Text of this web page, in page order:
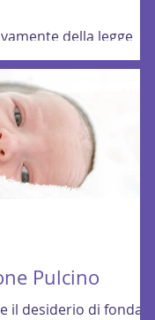
per i neonati
della legge
l'integrazione
delle persone con
Pulcino